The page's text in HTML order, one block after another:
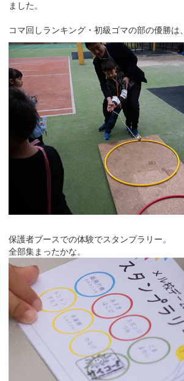
ました。
コマ回しランキング・初級ゴマの部の優勝は、
保護者ブースでの体験でスタンプラリー。
全部集まったかな。